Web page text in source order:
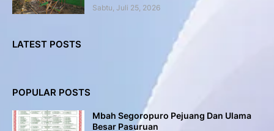
Sabtu, Juli 25, 2026
LATEST POSTS
POPULAR POSTS
Mbah Segoropuro Pejuang Dan Ulama
Besar Pasuruan